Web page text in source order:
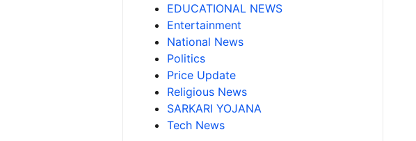
EDUCATIONAL NEWS
Entertainment
National News
Politics
Price Update
Religious News
SARKARI YOJANA
Tech News